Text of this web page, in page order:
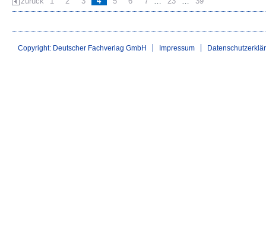
Copyright: Deutscher Fachverlag GmbH Impressum